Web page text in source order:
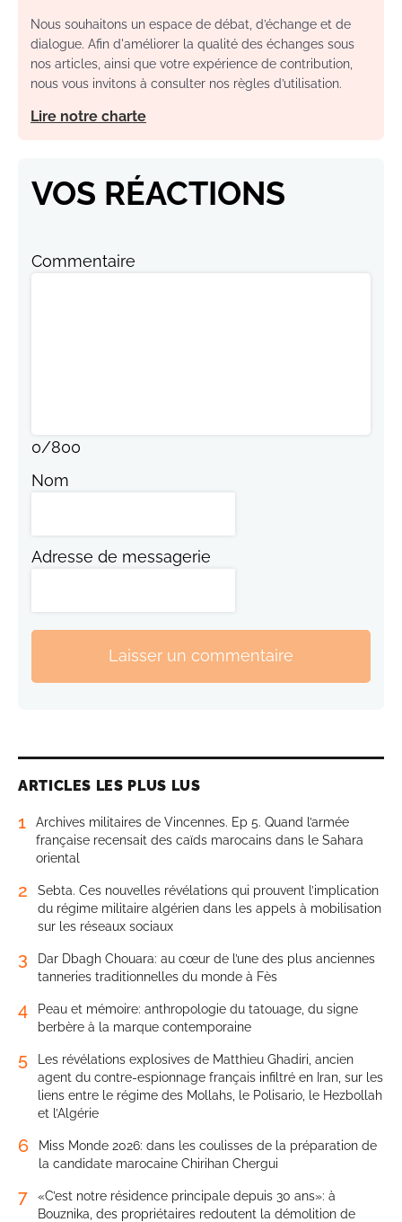
Nous souhaitons un espace de débat, d’échange et de
dialogue. Afin d'améliorer la qualité des échanges sous
nos articles, ainsi que votre expérience de contribution,
nous vous invitons à consulter nos règles d’utilisation.
Lire notre charte
VOS RÉACTIONS
Commentaire
0/800
Nom
Adresse de messagerie
Laisser un commentaire
ARTICLES LES PLUS LUS
1
Archives militaires de Vincennes. Ep 5. Quand l’armée
française recensait des caïds marocains dans le Sahara
oriental
2
Sebta. Ces nouvelles révélations qui prouvent l’implication
du régime militaire algérien dans les appels à mobilisation
sur les réseaux sociaux
3
Dar Dbagh Chouara: au cœur de l’une des plus anciennes
tanneries traditionnelles du monde à Fès
4
Peau et mémoire: anthropologie du tatouage, du signe
berbère à la marque contemporaine
5
Les révélations explosives de Matthieu Ghadiri, ancien
agent du contre-espionnage français infiltré en Iran, sur les
liens entre le régime des Mollahs, le Polisario, le Hezbollah
et l’Algérie
6
Miss Monde 2026: dans les coulisses de la préparation de
la candidate marocaine Chirihan Chergui
7
«C’est notre résidence principale depuis 30 ans»: à
Bouznika, des propriétaires redoutent la démolition de